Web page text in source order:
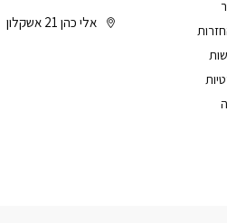
אלי כהן 21 אשקלון